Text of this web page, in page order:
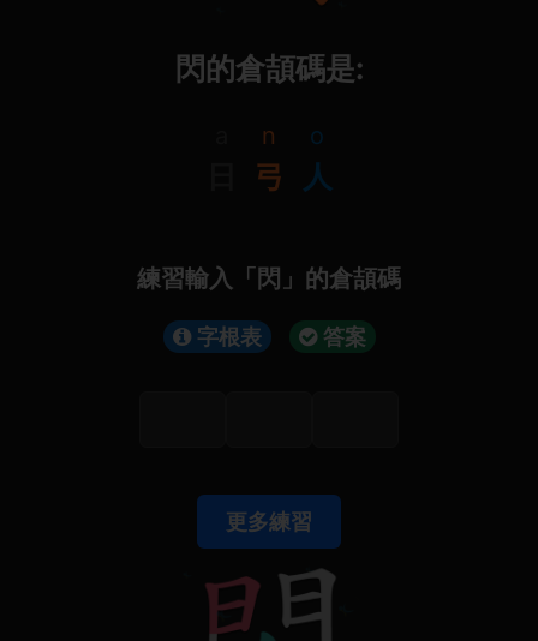
閃的倉頡碼是:
n
弓
o
人
練習輸入「閃」的倉頡碼
字根表 答案
更多練習